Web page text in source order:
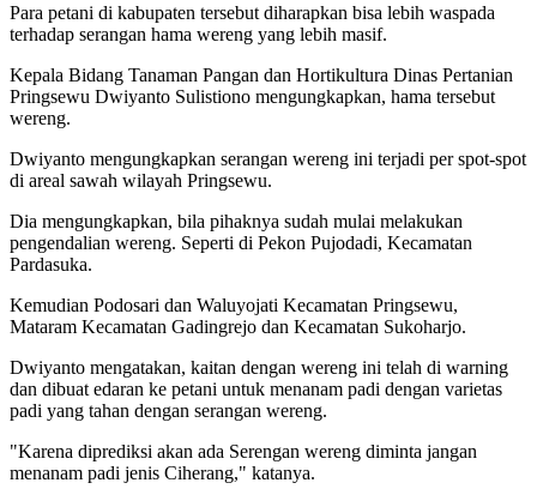
Para petani di kabupaten tersebut diharapkan bisa lebih waspada
terhadap serangan hama wereng yang lebih masif.
Kepala Bidang Tanaman Pangan dan Hortikultura Dinas Pertanian
Pringsewu Dwiyanto Sulistiono mengungkapkan, hama tersebut
wereng.
Dwiyanto mengungkapkan serangan wereng ini terjadi per spot-spot
di areal sawah wilayah Pringsewu.
Dia mengungkapkan, bila pihaknya sudah mulai melakukan
pengendalian wereng. Seperti di Pekon Pujodadi, Kecamatan
Pardasuka.
Kemudian Podosari dan Waluyojati Kecamatan Pringsewu,
Mataram Kecamatan Gadingrejo dan Kecamatan Sukoharjo.
Dwiyanto mengatakan, kaitan dengan wereng ini telah di warning
dan dibuat edaran ke petani untuk menanam padi dengan varietas
padi yang tahan dengan serangan wereng.
"Karena diprediksi akan ada Serengan wereng diminta jangan
menanam padi jenis Ciherang," katanya.